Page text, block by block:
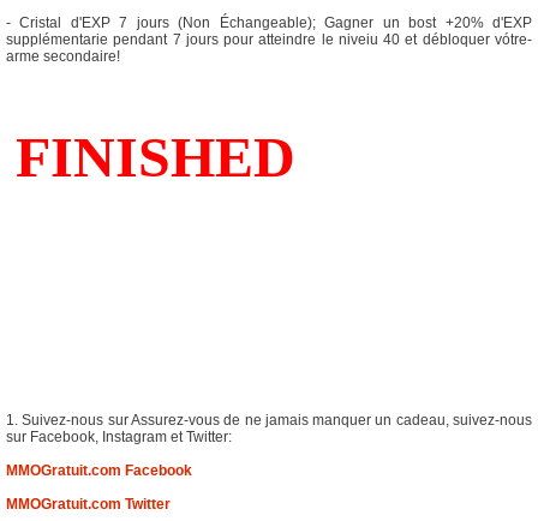
- Cristal d'EXP 7 jours (Non Échangeable); Gagner un bost +20% d'EXP
supplémentarie pendant 7 jours pour atteindre le niveiu 40 et débloquer vótre-
arme secondaire!
1. Suivez-nous sur Assurez-vous de ne jamais manquer un cadeau, suivez-nous
sur Facebook, Instagram et Twitter:
MMOGratuit.com Facebook
MMOGratuit.com Twitter